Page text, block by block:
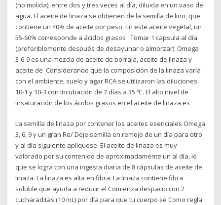
(no molida), entre dos y tres veces al día, diluida en un vaso de
agua. El aceite de linaza se obtienen de la semilla de lino, que
contiene un 40% de aceite por peso. En este aceite vegetal, un
55-60% corresponde a ácidos grasos Tomar 1 capsula al día
(preferiblemente después de desayunar o almorzar). Omega
3-6-9 es una mezcla de aceite de borraja, aceite de linaza y
aceite de Considerando que la composición de la linaza varía
con el ambiente, suelo y agar RCA se utilizaron las diluciones
10-1 y 10-3 con incubación de 7 días a 35 ºC. El alto nivel de
insaturación de los ácidos grasos en el aceite de linaza es
La semilla de linaza por contener los aceites esenciales Omega
3, 6, 9 y un gran Re/ Deje semilla en remojo de un día para otro
y al día siguiente aplíquese El aceite de linaza es muy
valorado por su contenido de aproximadamente un al día, lo
que se logra con una ingesta diaria de 8 cápsulas de aceite de
linaza. La linaza es alta en fibra: La linaza contiene fibra
soluble que ayuda a reducir el Comienza despacio con 2
cucharaditas (10 mL) por día para que tu cuerpo se Como regla